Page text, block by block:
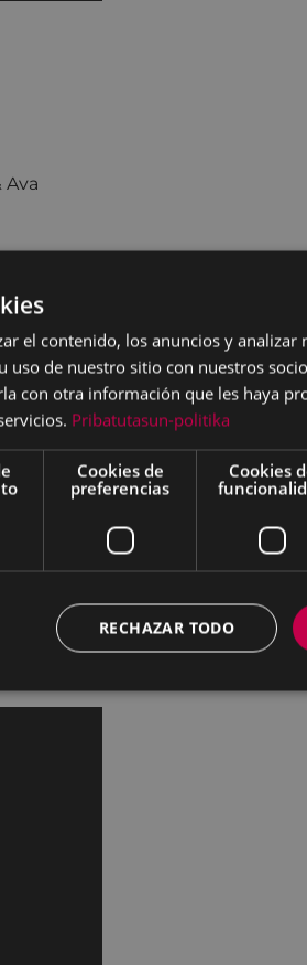
el contenido, los anuncios y analizar
de nuestro sitio con nuestros
con otra información que les haya
Pribatutasun-politika
Cookies de
preferencias
Cookies
RECHAZAR TODO